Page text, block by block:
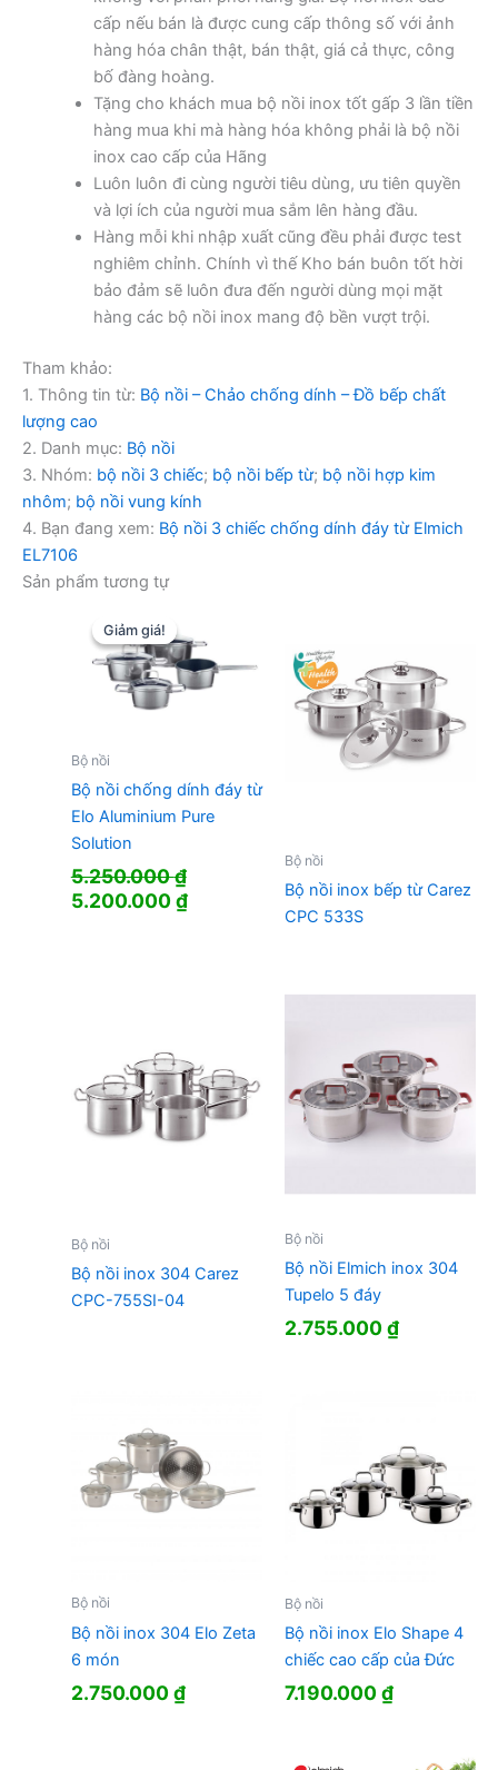
cấp nếu bán là được cung cấp thông số với ảnh
hàng hóa chân thật, bán thật, giá cả thực, công
bố đàng hoàng.
Tặng cho khách mua bộ nồi inox tốt gấp 3 lần tiền
hàng mua khi mà hàng hóa không phải là bộ nồi
inox cao cấp của Hãng
Luôn luôn đi cùng người tiêu dùng, ưu tiên quyền
và lợi ích của người mua sắm lên hàng đầu.
Hàng mỗi khi nhập xuất cũng đều phải được test
nghiêm chỉnh. Chính vì thế Kho bán buôn tốt hời
bảo đảm sẽ luôn đưa đến người dùng mọi mặt
hàng các bộ nồi inox mang độ bền vượt trội.
Tham khảo:
1. Thông tin từ: Bộ nồi – Chảo chống dính – Đồ bếp chất
lượng cao
2. Danh mục: Bộ nồi
3. Nhóm: bộ nồi 3 chiếc; bộ nồi bếp từ; bộ nồi hợp kim
nhôm; bộ nồi vung kính
4. Bạn đang xem: Bộ nồi 3 chiếc chống dính đáy từ Elmich
EL7106
Sản phẩm tương tự
Giảm giá!
Giảm giá!
Bộ nồi
Bộ nồi chống dính đáy từ
Elo Aluminium Pure
Solution
5.250.000₫
Giá
5.200.000₫Giá
5.200.000 ₫.
Bộ nồi
Bộ nồi inox bếp từ Carez
CPC 533S
Bộ nồi
Bộ nồi inox 304 Carez
CPC-755SI-04
Bộ nồi
Bộ nồi Elmich inox 304
Tupelo 5 đáy
2.755.000₫
Bộ nồi
Bộ nồi inox 304 Elo Zeta
6 món
2.750.000₫
Bộ nồi
Bộ nồi inox Elo Shape 4
chiếc cao cấp của Đức
7.190.000₫